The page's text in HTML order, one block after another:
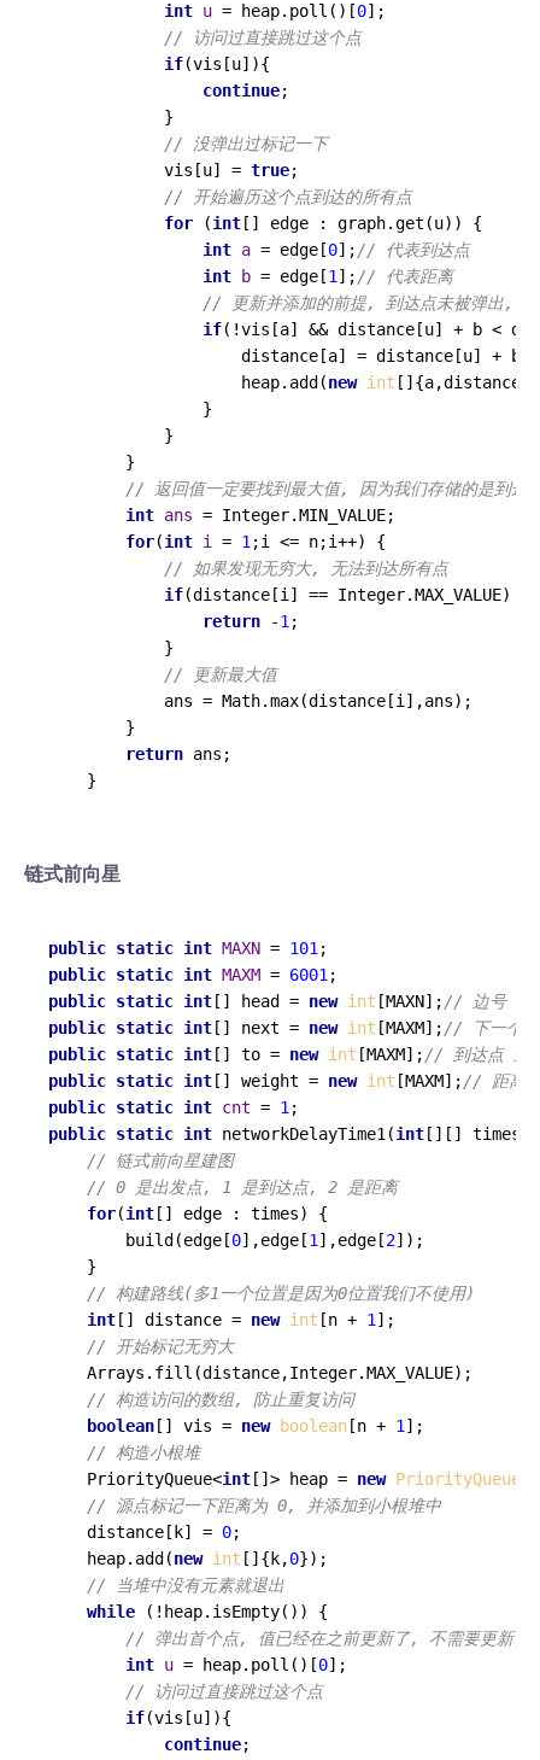
int u = heap.poll()[0];
// 访问过直接跳过这个点
if(vis[u]){
continue;
            }
// 没弹出过标记一下
            vis[u] =
true;
// 开始遍历这个点到达的所有点
for (int [] edge : graph.get(u)) {
int a = edge[0];// 代表到达点
int
b = edge[1];// 代表距离
// 更新并添加的前提, 到达点未被弹出, 并
if(!vis[a] && distance[u] + b <
                    distance[a] = distance[u] + b;
                    heap.add(
new int
                }
            }
        }
// 返回值一定要找到最大值, 因为我们存储的是到达
int ans = Integer.MIN_VALUE;
for(int i = 1;i <= n;i++) {
// 如果发现无穷大, 无法到达所有点
if(distance[i] == Integer.MAX_VALUE) {
return -1;
            }
// 更新最大值
            ans = Math.max(distance[i],ans);
        }
return ans;
链式前向星
public static int MAXN = 101
public static int MAXM = 6001
public static int [] head = new int [MAXN];// 边号 出
public static int [] next = new int [MAXM];// 下一个
public static int [] to = new int [MAXM];// 到达点 边
public static int [] weight = new int [MAXM];// 距离
public static int cnt = 1
public static int networkDelayTime1(int [][] times,
// 链式前向星建图
// 0 是出发点, 1 是到达点, 2 是距离
for(int [] edge : times) {
        build(edge[
0],edge[1],edge[2]);
    }
// 构建路线(多1一个位置是因为0位置我们不使用)
int [] distance = new int [n + 1];
// 开始标记无穷大
    Arrays.fill(distance,Integer.MAX_VALUE);
// 构造访问的数组, 防止重复访问
boolean [] vis = new boolean [n + 1];
// 构造小根堆
    PriorityQueue<
int []> heap = new PriorityQueue
// 源点标记一下距离为 0, 并添加到小根堆中
    distance[k] =
0;
    heap.add(
new int []{k,0});
// 当堆中没有元素就退出
while (!heap.isEmpty()) {
// 弹出首个点, 值已经在之前更新了, 不需要更新,
int u = heap.poll()[0];
// 访问过直接跳过这个点
if(vis[u]){
continue;